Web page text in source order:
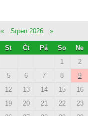
« Srpen 2026 »
St Čt Pá So
Ne
1
2
5 6 7 8
9
12 13 14 15
16
19 20 21 22
23